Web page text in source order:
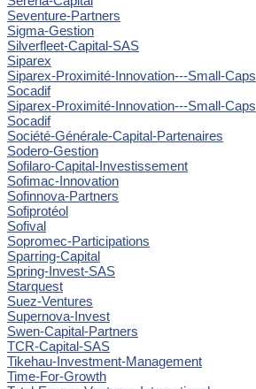
Seventure-Partners
Sigma-Gestion
Silverfleet-Capital-SAS
Siparex
Siparex-Proximité-Innovation---Small-Caps
Socadif
Siparex-Proximité-Innovation---Small-Caps
Socadif
Société-Générale-Capital-Partenaires
Sodero-Gestion
Sofilaro-Capital-Investissement
Sofimac-Innovation
Sofinnova-Partners
Sofiprotéol
Sofival
Sopromec-Participations
Sparring-Capital
Spring-Invest-SAS
Starquest
Suez-Ventures
Supernova-Invest
Swen-Capital-Partners
TCR-Capital-SAS
Tikehau-Investment-Management
Time-For-Growth